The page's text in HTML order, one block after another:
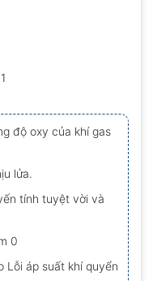
độ oxy của khí gas
lửa.
tính tuyệt vời và
0
Lỗi áp suất khí quyển